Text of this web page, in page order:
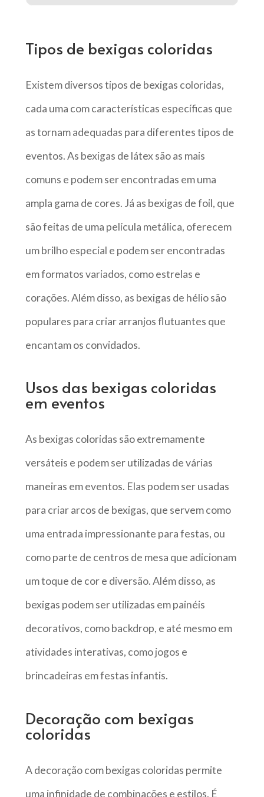
Tipos de bexigas coloridas
Existem diversos tipos de bexigas coloridas,
cada uma com características específicas que
as tornam adequadas para diferentes tipos de
eventos. As bexigas de látex são as mais
comuns e podem ser encontradas em uma
ampla gama de cores. Já as bexigas de foil, que
são feitas de uma película metálica, oferecem
um brilho especial e podem ser encontradas
em formatos variados, como estrelas e
corações. Além disso, as bexigas de hélio são
populares para criar arranjos flutuantes que
encantam os convidados.
Usos das bexigas coloridas
em eventos
As bexigas coloridas são extremamente
versáteis e podem ser utilizadas de várias
maneiras em eventos. Elas podem ser usadas
para criar arcos de bexigas, que servem como
uma entrada impressionante para festas, ou
como parte de centros de mesa que adicionam
um toque de cor e diversão. Além disso, as
bexigas podem ser utilizadas em painéis
decorativos, como backdrop, e até mesmo em
atividades interativas, como jogos e
brincadeiras em festas infantis.
Decoração com bexigas
coloridas
A decoração com bexigas coloridas permite
uma infinidade de combinações e estilos. É